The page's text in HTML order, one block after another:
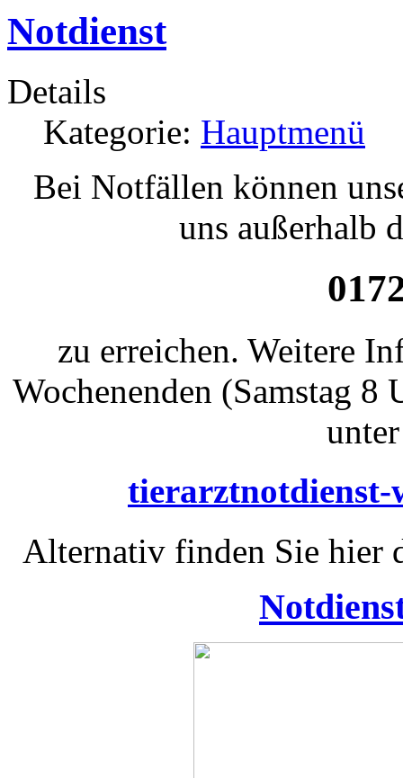
Notdienst
Details
Kategorie: Hauptmenü
Bei Notfällen können
uns außerhalb
zu erreichen. Weitere
Wochenenden (Samstag
tierarztnotdienst-
Alternativ finden Sie hier